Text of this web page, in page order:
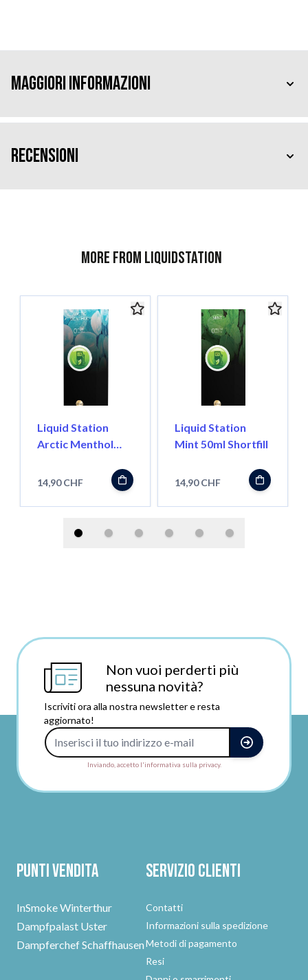
Maggiori Informazioni
Recensioni
More from Liquidstation
Liquid Station
Arctic Menthol
14,90 CHF
Liquid Station
Mint 50ml Shortfill
14,90 CHF
Non vuoi perderti più
nessuna novità?
Iscriviti ora alla nostra newsletter e resta
aggiornato!
Inviando, accetto l'informativa sulla privacy.
Punti vendita
InSmoke Winterthur
Dampfpalast Uster
Dampferchef Schaffhausen
Servizio clienti
Contatti
Informazioni sulla spedizione
Metodi di pagamento
Resi